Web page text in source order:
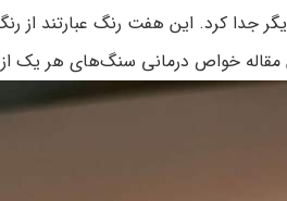
منشور از یکدیگر جدا کرد. این هفت رنگ
خواص درمانی سنگ‌های هر یک